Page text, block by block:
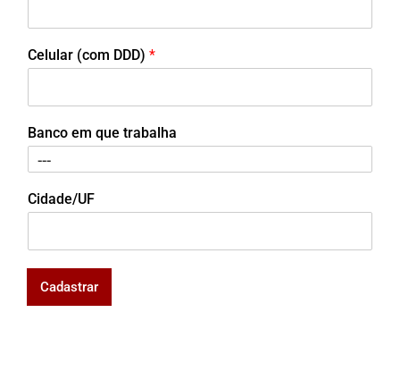
Celular (com DDD) *
Banco em que trabalha
Cidade/UF
Cadastrar